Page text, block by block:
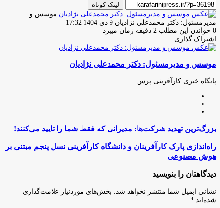
لینک کوتاه
موسس و
مدیرمسئول: دکتر محمدعلی نژادیان ارسال
ایمیل
9 دی 1404 17:32
0 خواندن این مطلب 2 دقیقه زمان میبرد
اشتراک گذاری
فیس
توئیتر
لینکدین
واتس
تلگرام
اشتراک
از
ایمیل
چاپ
موسس و مدیرمسئول: دکتر محمدعلی نژادیان
پایگاه خبری کارآفرینی پرس
بزرگ‌ترین
تهدید
شرکت‌ها:
مدیرانی
که
فقط
شما
تایید
می‌کنند!
بزرگ‌ترین تهدید شرکت‌ها: مدیرانی که فقط شما را تایید می‌کنند!
راه‌اندازی
پارک
کارآفرینان
دانشگاه
کارآفرینی
نسل
پنجم
راه‌اندازی پارک کارآفرینان و دانشگاه کارآفرینی نسل پنجم مبتنی بر
هوش مصنوعی
دیدگاهتان را بنویسید
نشانی ایمیل شما منتشر نخواهد شد.
بخش‌های موردنیاز علامت‌گذاری
شده‌اند *